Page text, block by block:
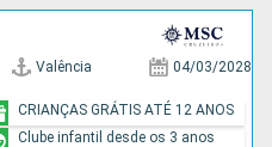
Valência 04/03/2028
CRIANÇAS GRÁTIS ATÉ 12 ANOS
Clube infantil desde os 3 anos